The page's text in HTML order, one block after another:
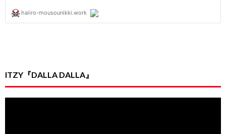
ITZY『DALLA DALLA』